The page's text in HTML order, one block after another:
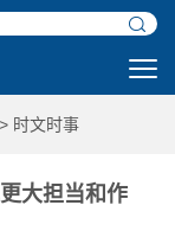
时文时事
大担当和作